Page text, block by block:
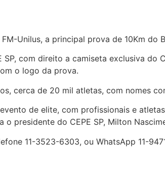
Unilus, a principal prova de 10Km
com direito a camiseta exclusiva do
o logo da prova.
cerca de 20 mil atletas, com nomes
de elite, com profissionais e
presidente do CEPE SP, Milton
11-3523-6303, ou WhatsApp 11-